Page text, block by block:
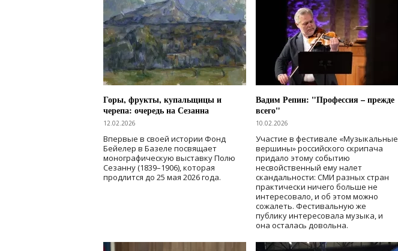
Горы, фрукты, купальщицы и
черепа: очередь на Сезанна
12.02.2026
Впервые в своей истории Фонд
Бейелер в Базеле посвящает
монографическую выставку Полю
Сезанну (1839–1906), которая
продлится до 25 мая 2026 года.
Вадим Репин: "Профессия – прежде
всего"
10.02.2026
Участие в фестивале «Музыкальные
вершины» российского скрипача
придало этому событию
несвойственный ему налет
скандальности: СМИ разных стран
практически ничего больше не
интересовало, и об этом можно
сожалеть. Фестивальную же
публику интересовала музыка, и
она осталась довольна.